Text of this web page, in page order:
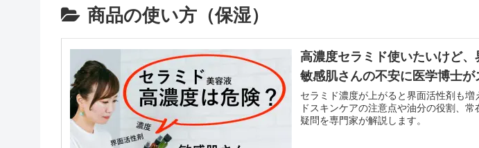
商品の使い方（保湿）
高濃度セラミド使いたいけど
敏感肌さんの不安に医学博士が
セラミド濃度が上がると界面活性剤も増
ドスキンケアの注意点や油分の役割、
疑問を専門家が解説します。